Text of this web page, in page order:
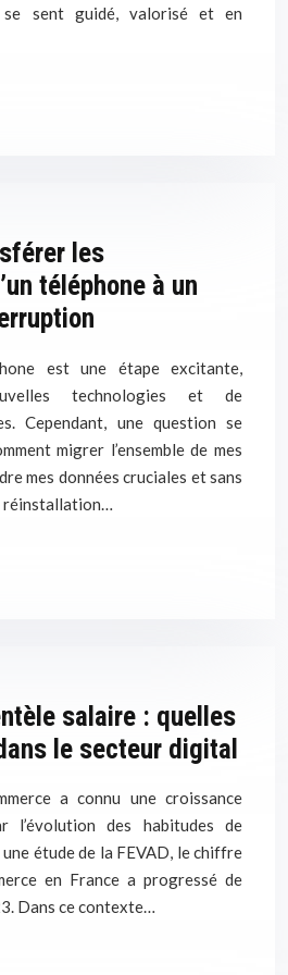
sent guidé, valorisé et en
les
téléphone à un
est une étape excitante,
technologies et de
Cependant, une question se
migrer l’ensemble de mes
mes données cruciales et sans
réinstallation…
salaire : quelles
le secteur digital
a connu une croissance
l’évolution des habitudes de
étude de la FEVAD, le chiffre
en France a progressé de
Dans ce contexte…